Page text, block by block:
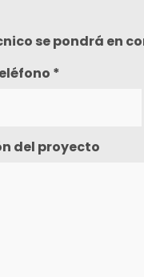
se pondrá en
*
del proyecto